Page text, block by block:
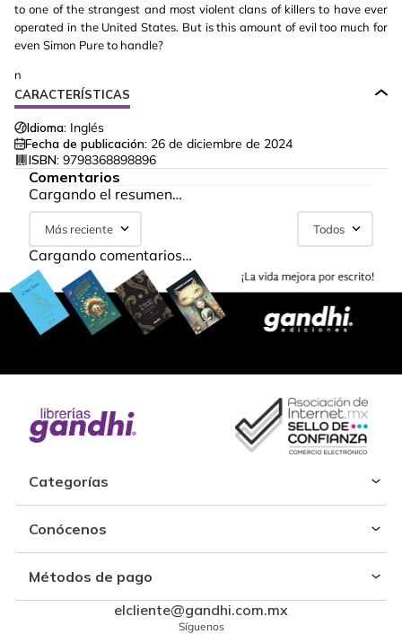
to one of the strangest and most violent clans of killers to have ever
operated in the United States. But is this amount of evil too much for
even Simon Pure to handle?
n
CARACTERÍSTICAS
Idioma: Inglés
Fecha de publicación: 26 de diciembre de 2024
ISBN: 9798368898896
Comentarios
Cargando el resumen…
Más reciente Todos
Cargando comentarios…
Categorías
Conócenos
Métodos de pago
elcliente@gandhi.com.mx
Síguenos